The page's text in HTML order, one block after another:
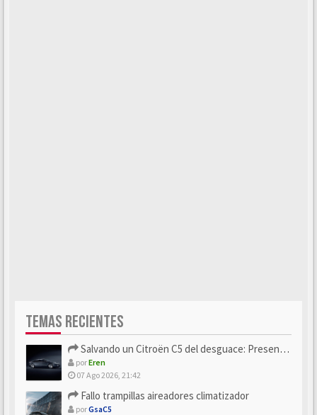
TEMAS RECIENTES
Salvando un Citroën C5 del desguace: Presentación y seguimiento
porEren
07 Ago 2026, 21:42
Fallo trampillas aireadores climatizador
porGsaC5